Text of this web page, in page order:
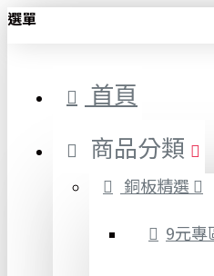
選單
首頁
商品分類
銅板精選
9元專